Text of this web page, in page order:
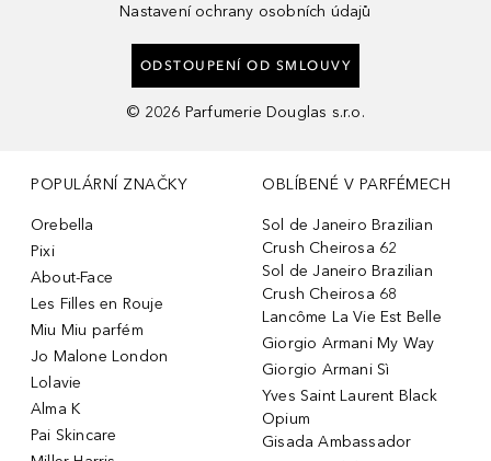
Nastavení ochrany osobních údajů
ODSTOUPENÍ OD SMLOUVY
© 2026 Parfumerie Douglas s.r.o.
POPULÁRNÍ ZNAČKY
Orebella
Pixi
About-Face
Les Filles en Rouje
Miu Miu parfém
Jo Malone London
Lolavie
Alma K
Pai Skincare
OBLÍBENÉ V PARFÉMECH
Sol de Janeiro Brazilian
Crush Cheirosa 62
Sol de Janeiro Brazilian
Crush Cheirosa 68
Lancôme La Vie Est Belle
Giorgio Armani My Way
Giorgio Armani Sì
Yves Saint Laurent Black
Opium
Gisada Ambassador